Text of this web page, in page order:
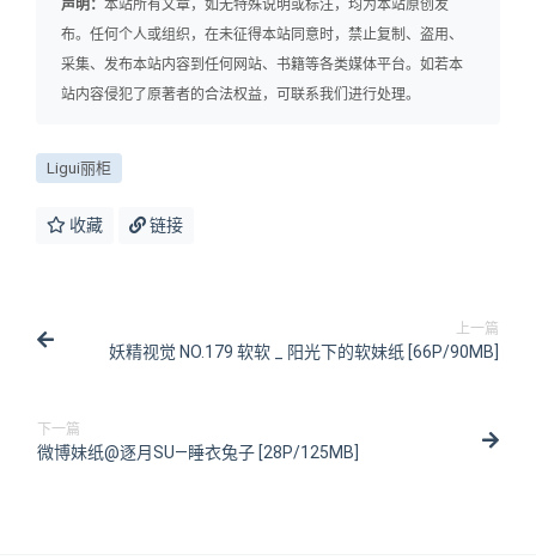
声明： 本站所有文章，如无特殊说明或标注，均为本站原创发
布。任何个人或组织，在未征得本站同意时，禁止复制、盗用、
采集、发布本站内容到任何网站、书籍等各类媒体平台。如若本
站内容侵犯了原著者的合法权益，可联系我们进行处理。
Ligui丽柜
收藏 链接
上一篇
妖精视觉 NO.179 软软 _ 阳光下的软妹纸 [66P/90MB]
下一篇
微博妹纸@逐月SU—睡衣兔子 [28P/125MB]